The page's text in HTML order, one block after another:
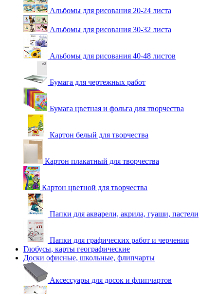
Альбомы для рисования 20-24 листа
Альбомы для рисования 30-32 листа
Альбомы для рисования 40-48 листов
Бумага для чертежных работ
Бумага цветная и фольга для творчества
Картон белый для творчества
Картон плакатный для творчества
Картон цветной для творчества
Папки для акварели, акрила, гуаши, пастели
Папки для графических работ и черчения
Глобусы, карты географические
Доски офисные, школьные, флипчарты
Аксессуары для досок и флипчартов